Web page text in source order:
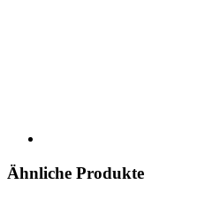
Ähnliche Produkte